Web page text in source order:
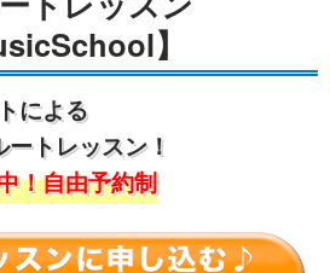
】
による
トレッスン！
！自由予約制